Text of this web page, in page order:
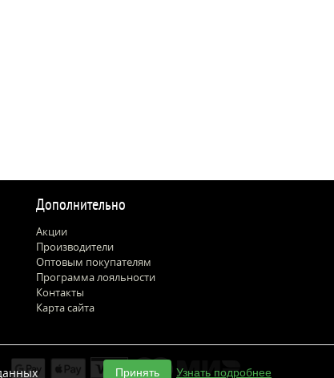
Дополнительно
Акции
Производители
Оптовым покупателям
Программа лояльности
Контакты
Карта сайта
Принять Узнать подробнее